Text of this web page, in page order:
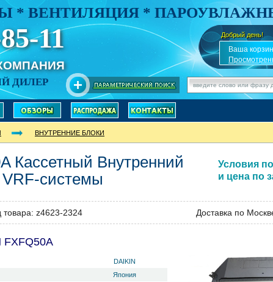
* ВЕНТИЛЯЦИЯ *
11
ДИЛЕР
Добрый день!
✎Ваша
ВНУТРЕННИЕ БЛОКИ
Кассетный Внутренний
VRF-системы
Условия
и цена по
товара: z4623-2324 Доставка по
FXFQ50A
DAIKIN
Япония